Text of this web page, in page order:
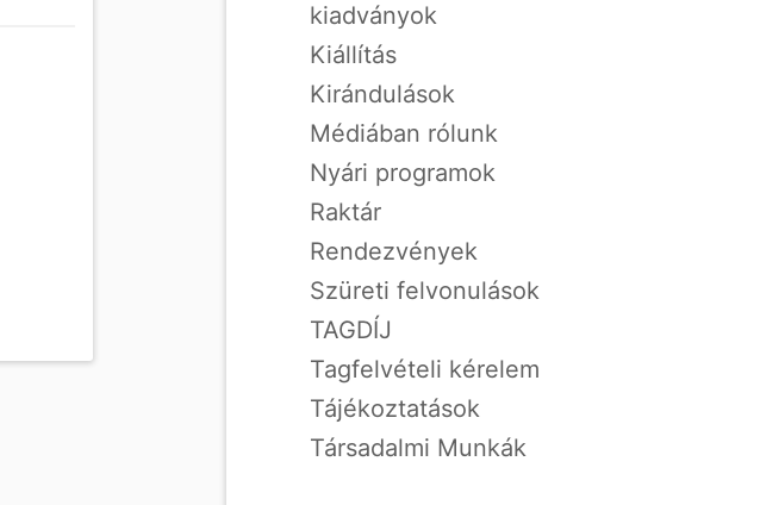
kiadványok
Kiállítás
Kirándulások
Médiában rólunk
Nyári programok
Raktár
Rendezvények
Szüreti felvonulások
TAGDÍJ
Tagfelvételi kérelem
Tájékoztatások
Társadalmi Munkák